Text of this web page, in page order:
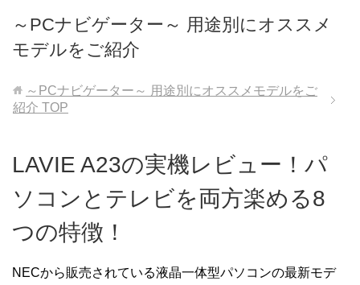
～PCナビゲーター～ 用途別にオススメ
モデルをご紹介
～PCナビゲーター～ 用途別にオススメモデルをご
紹介 TOP
LAVIE A23の実機レビュー！パ
ソコンとテレビを両方楽める8
つの特徴！
NECから販売されている液晶一体型パソコンの最新モデ